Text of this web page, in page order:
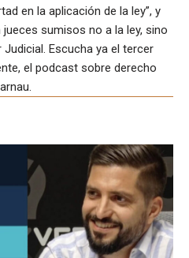
en la aplicación de la ley”, y
sumisos no a la ley, sino
Escucha ya el tercer
el podcast sobre derecho